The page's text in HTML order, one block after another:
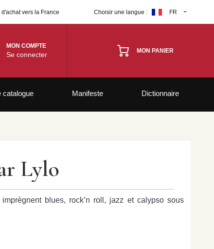
vers la France Choisir une langue : FR
MON COMPTE
Se connecter MON PANIER
catalogue Manifeste Dictionnaire
Lylo
blues, rock’n roll, jazz et calypso sous